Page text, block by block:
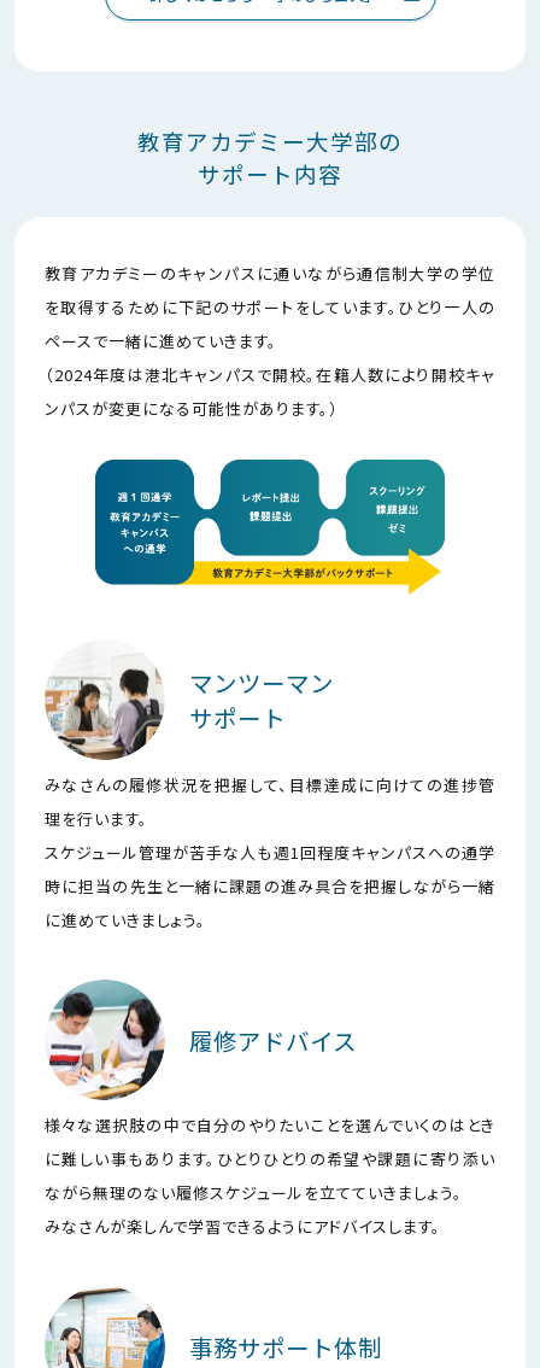
教育アカデミー大学部の
サポート内容
教育アカデミーのキャンパスに通いながら通信制大学の学位
を取得するために下記のサポートをしています。ひとり一人の
ペースで一緒に進めていきます。
（2024年度は港北キャンパスで開校。在籍人数により開校キャ
ンパスが変更になる可能性があります。）
マンツーマン
サポート
みなさんの履修状況を把握して、目標達成に向けての進捗管
理を行います。
スケジュール管理が苦手な人も週1回程度キャンパスへの通学
時に担当の先生と一緒に課題の進み具合を把握しながら一緒
に進めていきましょう。
履修アドバイス
様々な選択肢の中で自分のやりたいことを選んでいくのはとき
に難しい事もあります。ひとりひとりの希望や課題に寄り添い
ながら無理のない履修スケジュールを立てていきましょう。
みなさんが楽しんで学習できるようにアドバイスします。
事務サポート体制